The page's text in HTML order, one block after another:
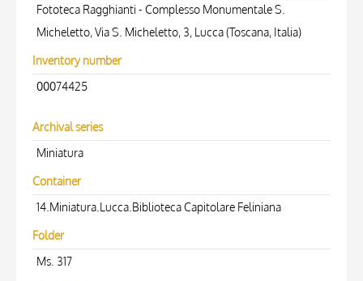
Fototeca Ragghianti - Complesso Monumentale S.
Micheletto, Via S. Micheletto, 3, Lucca (Toscana, Italia)
Inventory number
00074425
Archival series
Miniatura
Container
14.Miniatura.Lucca.Biblioteca Capitolare Feliniana
Folder
Ms. 317